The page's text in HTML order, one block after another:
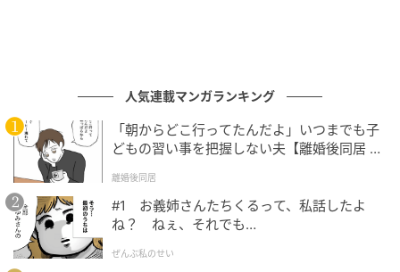
人気連載マンガランキング
「朝からどこ行ってたんだよ」いつまでも子
どもの習い事を把握しない夫【離婚後同居 Vo
離婚後同居
#1 お義姉さんたちくるって、私話したよ
ね？ ねぇ、それでも…
ぜんぶ私のせい